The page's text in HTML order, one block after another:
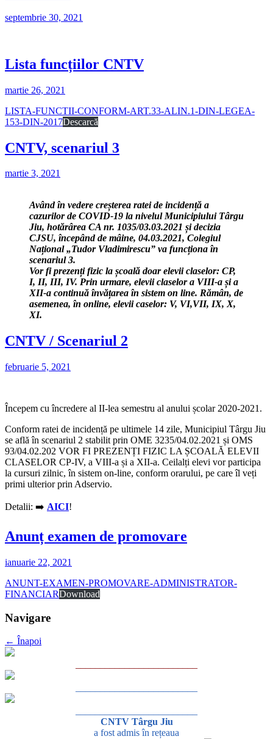
septembrie 30, 2021
Lista funcțiilor CNTV
martie 26, 2021
LISTA-FUNCTII-CONFORM-ART.33-ALIN.1-DIN-LEGEA-
153-DIN-2017Descarcă
CNTV, scenariul 3
martie 3, 2021
Având în vedere creșterea ratei de incidență a
cazurilor de COVID-19 la nivelul Municipiului Târgu
Jiu, hotărârea CA nr. 1035/03.03.2021 și decizia
CJSU, începând de mâine, 04.03.2021, Colegiul
Național „Tudor Vladimirescu” va funcționa în
scenariul 3.
Vor fi prezenți fizic la școală doar elevii claselor: CP,
I, II, III, IV. Prin urmare, elevii claselor a VIII-a și a
XII-a continuă învățarea în sistem on line. Rămân, de
asemenea, în online, elevii caselor: V, VI,VII, IX, X,
XI.
CNTV / Scenariul 2
februarie 5, 2021
Începem cu încredere al II-lea semestru al anului școlar 2020-2021.
Conform ratei de incidență pe ultimele 14 zile, Municipiul Târgu Jiu
se află în scenariul 2 stabilit prin OME 3235/04.02.2021 și OMS
93/04.02.202 VOR FI PREZENȚI FIZIC LA ȘCOALĂ ELEVII
CLASELOR CP-IV, a VIII-a și a XII-a. Ceilalți elevi vor participa
la cursuri zilnic, în sistem on-line, conform orarului, pe care îl veți
primi ulterior prin Adservio.
Detalii: ➡️ AICI!
Anunț examen de promovare
ianuarie 22, 2021
ANUNT-EXAMEN-PROMOVARE-ADMINISTRATOR-
FINANCIARDownload
Navigare
← Înapoi
CNTV Târgu Jiu
a fost admis în rețeaua